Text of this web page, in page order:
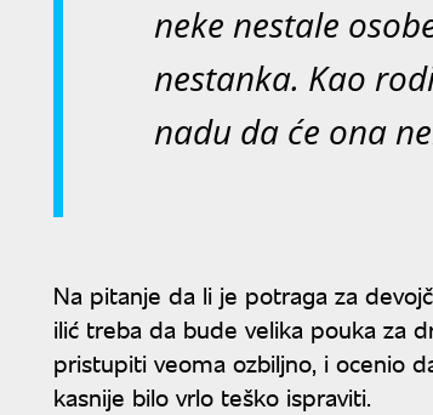
neke nestale
nestanka. Kao
nadu da će ona
Na pitanje da li je potraga za
ilić treba da bude velika pouka za
pristupiti veoma ozbiljno, i ocenio
kasnije bilo vrlo teško ispraviti.